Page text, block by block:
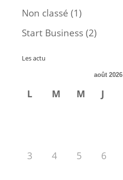
Non classé (1)
Start Business (2)
Les actu
août 2026
L M M J
3 4 5 6